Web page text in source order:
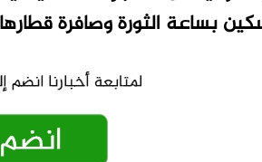
بساعة الثورة وصافرة